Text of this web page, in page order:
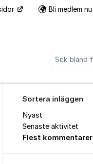
Bli medlem nu
Sortera inläggen
Nyast
Senaste aktivitet
Flest kommentarer